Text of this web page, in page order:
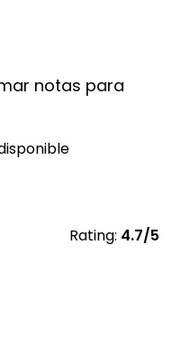
notas para
Rating: 4.7/5